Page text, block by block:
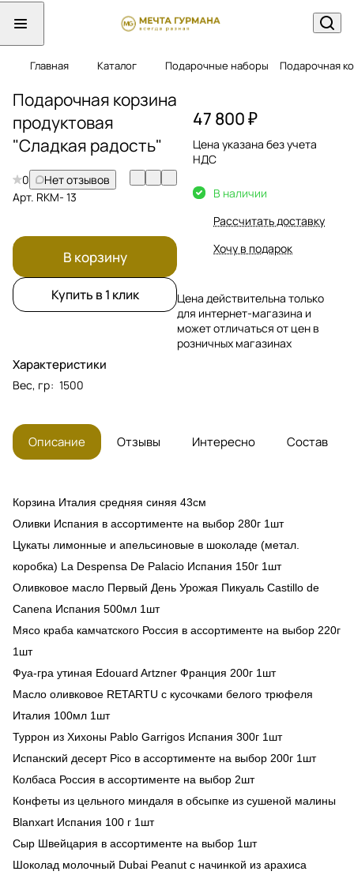
Главная Каталог Подарочные наборы Подарочная
Подарочная корзина
продуктовая
"Сладкая радость"
0
Нет отзывов
Арт. RKМ- 13
В корзину
Купить в 1 клик
Характеристики
Вес, гр: 1500
47 800 ₽
Цена указана без учета
НДС
В наличии
Рассчитать доставку
Хочу в подарок
Цена действительна только
для интернет-магазина и
может отличаться от цен в
розничных магазинах
Описание Отзывы Интересно Состав
Корзина Италия средняя синяя 43см
Оливки Испания в ассортименте на выбор 280г 1шт
Цукаты лимонные и апельсиновые в шоколаде (метал.
коробка) La Despensa De Palacio Испания 150г 1шт
Оливковое масло Первый День Урожая Пикуаль Castillo de
Canena Испания 500мл 1шт
Мясо краба камчатского Россия в ассортименте на выбор 220г
1шт
Фуа-гра утиная Edouard Artzner Франция 200г 1шт
Масло оливковое RETARTU с кусочками белого трюфеля
Италия 100мл 1шт
Туррон из Хихоны Pablo Garrigos Испания 300г 1шт
Испанский десерт Pico в ассортименте на выбор 200г 1шт
Колбаса Россия в ассортименте на выбор 2шт
Конфеты из цельного миндаля в обсыпке из сушеной малины
Blanxart Испания 100 г 1шт
Сыр Швейцария в ассортименте на выбор 1шт
Шоколад молочный Dubai Peanut с начинкой из арахиса